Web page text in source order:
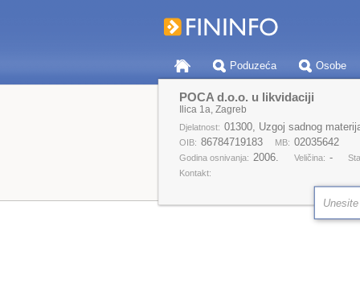
Poduzeća Osobe
POCA d.o.o. u likvidaciji
Ilica 1a, Zagreb
Djelatnost: 01300, Uzgoj sadnog
OIB: 86784719183 MB: 02035642
Godina osnivanja: 2006. Veličina: -
Kontakt: